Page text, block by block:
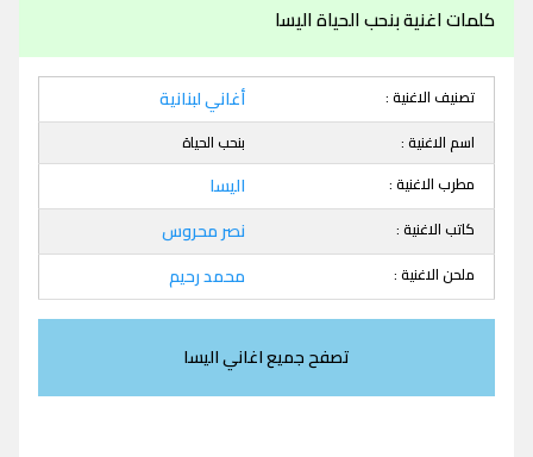
كلمات اغنية بنحب الحياة اليسا
تصنيف الاغنية : أغاني لبنانية
اسم الاغنية :
بنحب الحياة
مطرب الاغنية :
اليسا
كاتب الاغنية : نصر محروس
ملحن الاغنية : محمد رحيم
تصفح جميع اغاني اليسا